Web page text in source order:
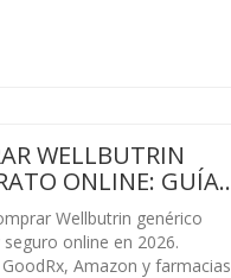
WELLBUTRIN
ONLINE: GUÍA
2026
Wellbutrin genérico
online en 2026.
Amazon y farmacias